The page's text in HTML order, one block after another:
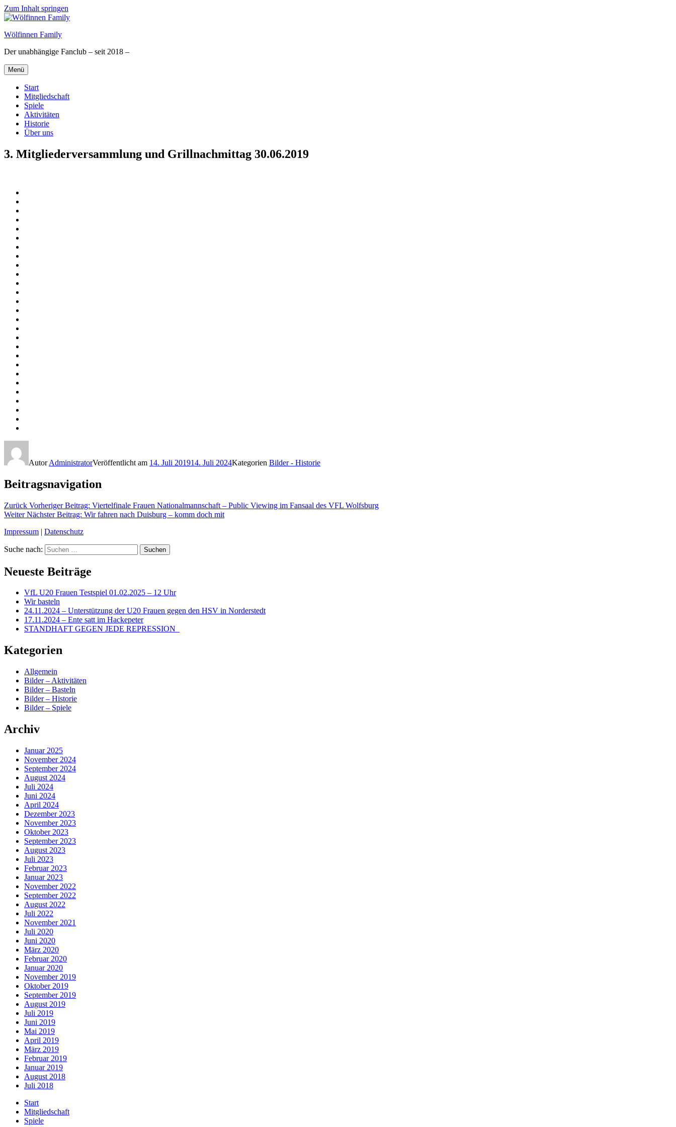
Zum Inhalt springen
Wölfinnen Family
Der unabhängige Fanclub – seit 2018 –
Menü
Start
Mitgliedschaft
Spiele
Aktivitäten
Historie
Über uns
3. Mitgliederversammlung und Grillnachmittag 30.06.2019
AutorAdministratorVeröffentlicht am 14. Juli 201914. Juli 2024Kategorien Bilder - Historie
Beitragsnavigation
Zurück Vorheriger Beitrag: Viertelfinale Frauen Nationalmannschaft – Public Viewing im Fansaal des VFL Wolfsburg
Weiter Nächster Beitrag: Wir fahren nach Duisburg – komm doch mit
Impressum | Datenschutz
Suche nach: Suchen
Neueste Beiträge
VfL U20 Frauen Testspiel 01.02.2025 – 12 Uhr
Wir basteln
24.11.2024 – Unterstützung der U20 Frauen gegen den HSV in Norderstedt
17.11.2024 – Ente satt im Hackepeter
STANDHAFT GEGEN JEDE REPRESSION
Kategorien
Allgemein
Bilder – Aktivitäten
Bilder – Basteln
Bilder – Historie
Bilder – Spiele
Archiv
Januar 2025
November 2024
September 2024
August 2024
Juli 2024
Juni 2024
April 2024
Dezember 2023
November 2023
Oktober 2023
September 2023
August 2023
Juli 2023
Februar 2023
Januar 2023
November 2022
September 2022
August 2022
Juli 2022
November 2021
Juli 2020
Juni 2020
März 2020
Februar 2020
Januar 2020
November 2019
Oktober 2019
September 2019
August 2019
Juli 2019
Juni 2019
Mai 2019
April 2019
März 2019
Februar 2019
Januar 2019
August 2018
Juli 2018
Start
Mitgliedschaft
Spiele